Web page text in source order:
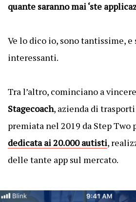
quante saranno mai ‘ste
Ve lo dico io, sono tantissime,
interessanti.
Tra l’altro, cominciano a
Stagecoach, azienda di
premiata nel 2019 da Step Two
dedicata ai 20.000 autisti,
delle tante app sul mercato.